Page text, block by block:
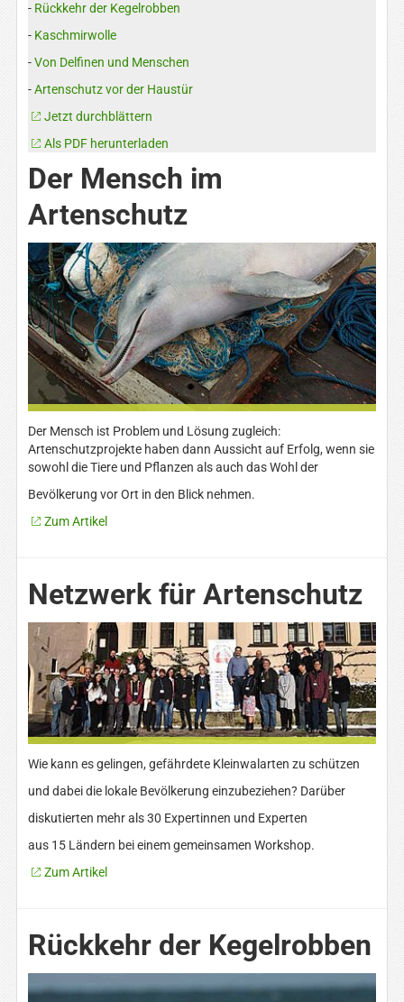
- Rückkehr der Kegelrobben
- Kaschmirwolle
-Von Delfinen und Menschen
-Artenschutz vor der Haustür
Jetzt durchblättern
Als PDF herunterladen
Der Mensch im
Artenschutz
Der Mensch ist Problem und Lösung zugleich:
Artenschutzprojekte haben dann Aussicht auf Erfolg, wenn sie
sowohl die Tiere und Pflanzen als auch das Wohl der
Bevölkerung vor Ort in den Blick nehmen.
Zum Artikel
Netzwerk für Artenschutz
Wie kann es gelingen, gefährdete Kleinwalarten zu schützen
und dabei die lokale Bevölkerung einzubeziehen? Darüber
diskutierten mehr als 30 Expertinnen und Experten
aus 15 Ländern bei einem gemeinsamen Workshop.
Zum Artikel
Rückkehr der Kegelrobben